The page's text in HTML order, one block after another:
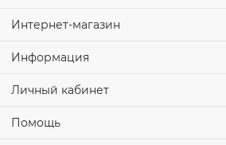
Интернет-магазин
Информация
Личный кабинет
Помощь